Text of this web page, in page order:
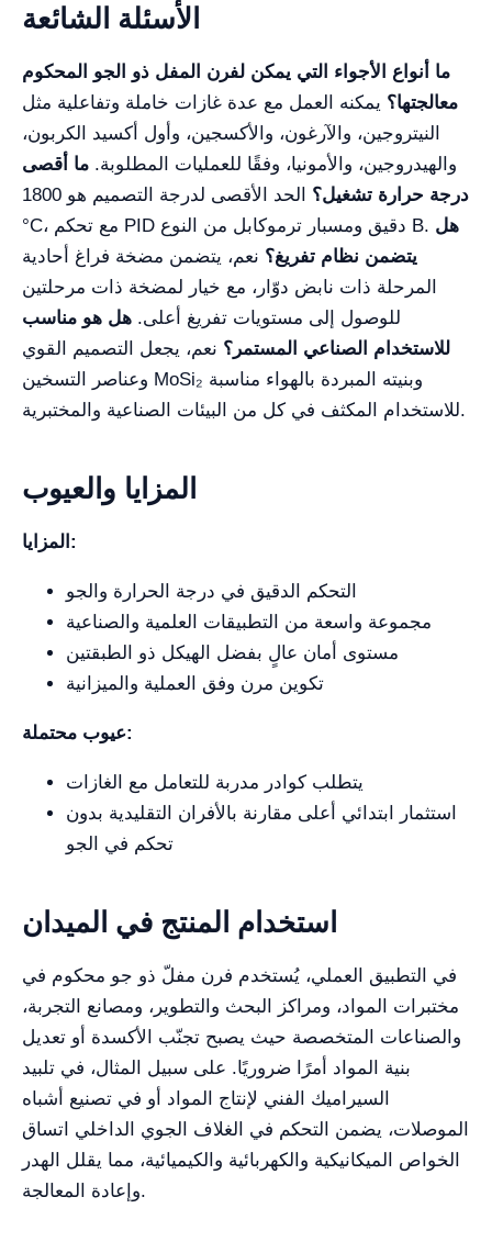
الأسئلة الشائعة
ما أنواع الأجواء التي يمكن لفرن المفل ذو الجو المحكوم
معالجتها؟ يمكنه العمل مع عدة غازات خاملة وتفاعلية مثل
النيتروجين، والآرغون، والأكسجين، وأول أكسيد الكربون،
والهيدروجين، والأمونيا، وفقًا للعمليات المطلوبة. ما أقصى
درجة حرارة تشغيل؟
الحد الأقصى لدرجة التصميم هو 1800
°C، مع تحكم PID دقيق ومسبار ترموكابل من النوع B. هل
يتضمن نظام تفريغ؟ نعم، يتضمن مضخة فراغ أحادية
المرحلة ذات نابض دوّار، مع خيار لمضخة ذات مرحلتين
للوصول إلى مستويات تفريغ أعلى. هل هو مناسب
للاستخدام الصناعي المستمر؟ نعم، يجعل التصميم القوي
وعناصر التسخين MoSi₂ وبنيته المبردة بالهواء مناسبة
للاستخدام المكثف في كل من البيئات الصناعية والمختبرية.
المزايا والعيوب
المزايا:
التحكم الدقيق في درجة الحرارة والجو
مجموعة واسعة من التطبيقات العلمية والصناعية
مستوى أمان عالٍ بفضل الهيكل ذو الطبقتين
تكوين مرن وفق العملية والميزانية
عيوب محتملة:
يتطلب كوادر مدربة للتعامل مع الغازات
استثمار ابتدائي أعلى مقارنة بالأفران التقليدية بدون
تحكم في الجو
استخدام المنتج في الميدان
في التطبيق العملي، يُستخدم فرن مفلّ ذو جو محكوم في
مختبرات المواد، ومراكز البحث والتطوير، ومصانع التجربة،
والصناعات المتخصصة حيث يصبح تجنّب الأكسدة أو تعديل
بنية المواد أمرًا ضروريًا. على سبيل المثال، في تلبيد
السيراميك الفني لإنتاج المواد أو في تصنيع أشباه
الموصلات، يضمن التحكم في الغلاف الجوي الداخلي اتساق
الخواص الميكانيكية والكهربائية والكيميائية، مما يقلل الهدر
وإعادة المعالجة.